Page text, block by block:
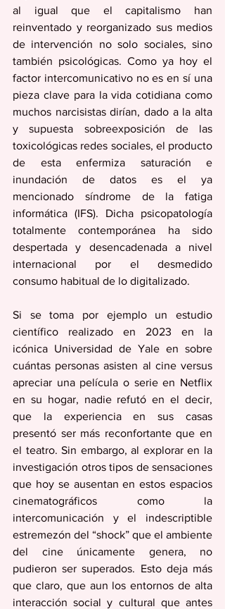
al igual que el capitalismo han
reinventado y reorganizado sus medios
de intervención no solo sociales, sino
también psicológicas. Como ya hoy el
factor intercomunicativo no es en sí una
pieza clave para la vida cotidiana como
muchos narcisistas dirían, dado a la alta
y supuesta sobreexposición de las
toxicológicas redes sociales, el producto
de esta enfermiza saturación e
inundación de datos es el ya
mencionado síndrome de la fatiga
informática (IFS). Dicha psicopatología
totalmente contemporánea ha sido
despertada y desencadenada a nivel
internacional por el desmedido
consumo habitual de lo digitalizado.
Si se toma por ejemplo un estudio
científico realizado en 2023 en la
icónica Universidad de Yale en sobre
cuántas personas asisten al cine versus
apreciar una película o serie en Netflix
en su hogar, nadie refutó en el decir,
que la experiencia en sus casas
presentó ser más reconfortante que en
el teatro. Sin embargo, al explorar en la
investigación otros tipos de sensaciones
que hoy se ausentan en estos espacios
cinematográficos como la
intercomunicación y el indescriptible
estremezón del “shock” que el ambiente
del cine únicamente genera, no
pudieron ser superados. Esto deja más
que claro, que aun los entornos de alta
interacción social y cultural que antes